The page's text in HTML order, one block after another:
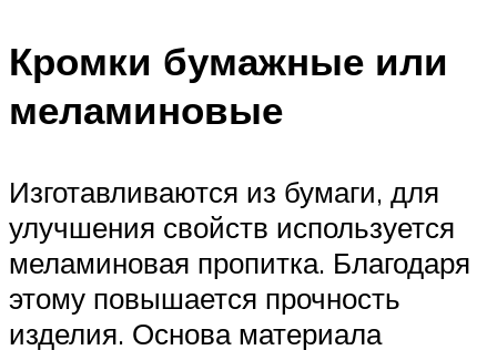
Кромки бумажные или
меламиновые
Изготавливаются из бумаги, для
улучшения свойств используется
меламиновая пропитка. Благодаря
этому повышается прочность
изделия. Основа материала